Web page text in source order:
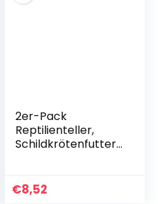
2er-Pack
Reptilienteller,
Schildkrötenfutter,
Reptilien-
Futternapf für
€8,52